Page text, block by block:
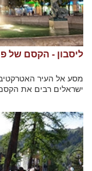
ליסבון - הקסם של
מסע אל העיר
ישראלים רבים את